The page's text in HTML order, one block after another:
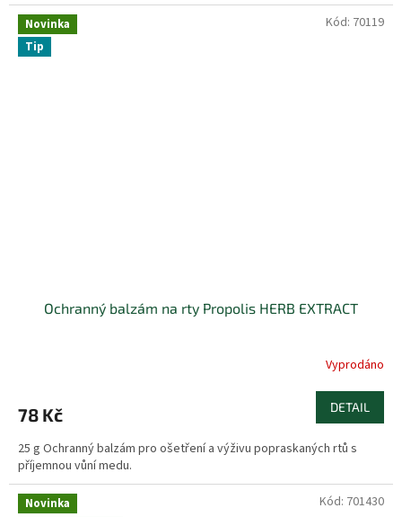
Novinka
Tip
Ochranný balzám na rty Propolis HERB EXTRACT
Vyprodáno
78 Kč DETAIL
25 g Ochranný balzám pro ošetření a výživu popraskaných rtů s
příjemnou vůní medu.
Kód: 70119
Novinka
Kód: 701430